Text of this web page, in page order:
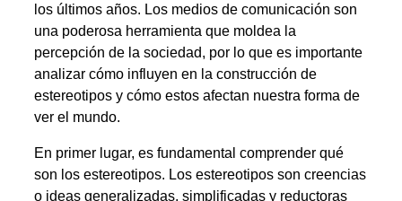
los últimos años. Los medios de comunicación son
una poderosa herramienta que moldea la
percepción de la sociedad, por lo que es importante
analizar cómo influyen en la construcción de
estereotipos y cómo estos afectan nuestra forma de
ver el mundo.
En primer lugar, es fundamental comprender qué
son los estereotipos. Los estereotipos son creencias
o ideas generalizadas, simplificadas y reductoras